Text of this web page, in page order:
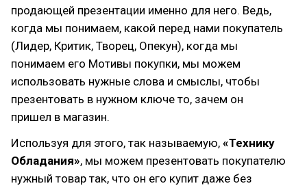
продающей презентации именно для него. Ведь,
когда мы понимаем, какой перед нами покупатель
(Лидер, Критик, Творец, Опекун), когда мы
понимаем его Мотивы покупки, мы можем
использовать нужные слова и смыслы, чтобы
презентовать в нужном ключе то, зачем он
пришел в магазин.
Используя для этого, так называемую, «Технику
Обладания», мы можем презентовать покупателю
нужный товар так, что он его купит даже без